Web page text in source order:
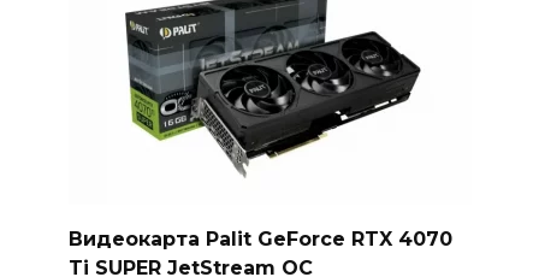
Видеокарта Palit GeForce RTX 4070
Ti SUPER JetStream OC